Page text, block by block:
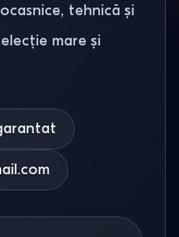
tehnică și
mare și